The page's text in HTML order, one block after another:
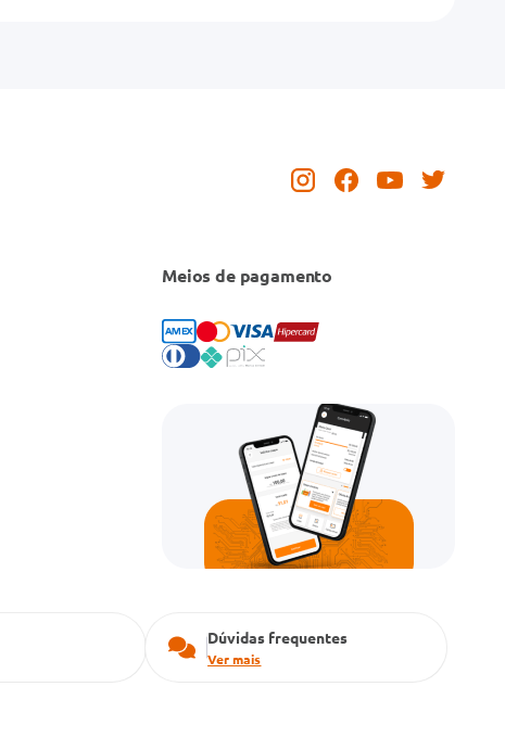
Meios de pagamento
Dúvidas frequentes
Ver mais